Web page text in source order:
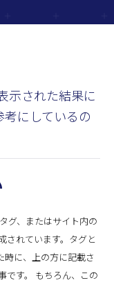
示された結果に
にしているの
グ、またはサイト内の
されています。タグと
時に、上の方に記載さ
です。 もちろん、この